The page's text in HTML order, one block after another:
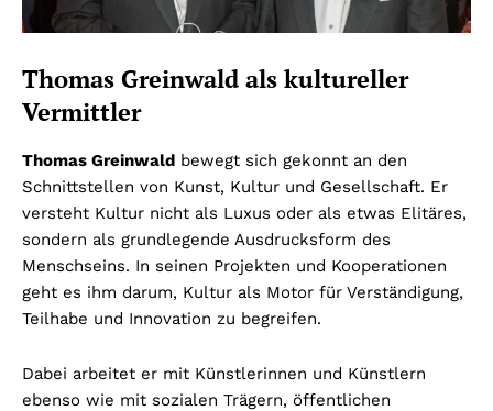
Thomas Greinwald als kultureller
Vermittler
Thomas Greinwald bewegt sich gekonnt an den
Schnittstellen von Kunst, Kultur und Gesellschaft. Er
versteht Kultur nicht als Luxus oder als etwas Elitäres,
sondern als grundlegende Ausdrucksform des
Menschseins. In seinen Projekten und Kooperationen
geht es ihm darum, Kultur als Motor für Verständigung,
Teilhabe und Innovation zu begreifen.
Dabei arbeitet er mit Künstlerinnen und Künstlern
ebenso wie mit sozialen Trägern, öffentlichen